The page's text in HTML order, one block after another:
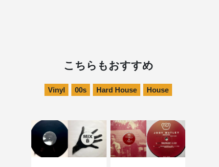
こちらもおすすめ
Vinyl 00s Hard House House